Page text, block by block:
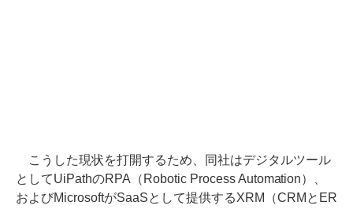
こうした現状を打開するため、同社はデジタルツール
としてUiPathのRPA（Robotic Process Automation）、
およびMicrosoftがSaaSとして提供するXRM（CRMとER